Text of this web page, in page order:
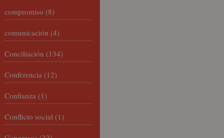
compromiso (8)
comunicación (4)
Conciliación (134)
Conferencia (12)
Confianza (1)
Conflicto social (1)